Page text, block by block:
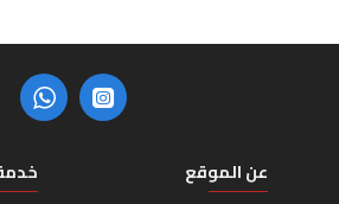
عن الموقع